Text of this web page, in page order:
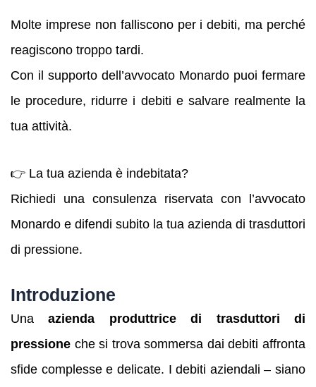
Molte imprese non falliscono per i debiti, ma perché
reagiscono troppo tardi.
Con il supporto dell’avvocato Monardo puoi fermare
le procedure, ridurre i debiti e salvare realmente la
tua attività.
👉 La tua azienda è indebitata?
Richiedi una consulenza riservata con l’avvocato
Monardo e difendi subito la tua azienda di trasduttori
di pressione.
Introduzione
Unaazienda produttrice di trasduttori di
pressione che si trova sommersa dai debiti affronta
sfide complesse e delicate. I debiti aziendali – siano